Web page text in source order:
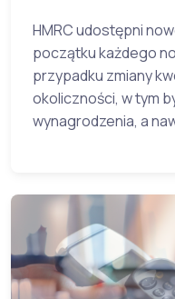
HMRC udostępni
początku każdego
przypadku zmiany
okoliczności, w tym
wynagrodzenia, a